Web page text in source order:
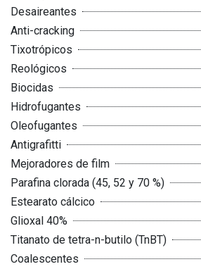
Desaireantes
Anti-cracking
Tixotrópicos
Reológicos
Biocidas
Hidrofugantes
Oleofugantes
Antigrafitti
Mejoradores de film
Parafina clorada (45, 52 y 70 %)
Estearato cálcico
Glioxal 40%
Titanato de tetra-n-butilo (TnBT)
Coalescentes